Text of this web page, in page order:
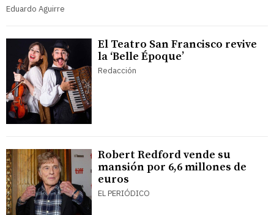
Eduardo Aguirre
El Teatro San Francisco revive
la ‘Belle Époque’
Redacción
Robert Redford vende su
mansión por 6,6 millones de
euros
EL PERIÓDICO